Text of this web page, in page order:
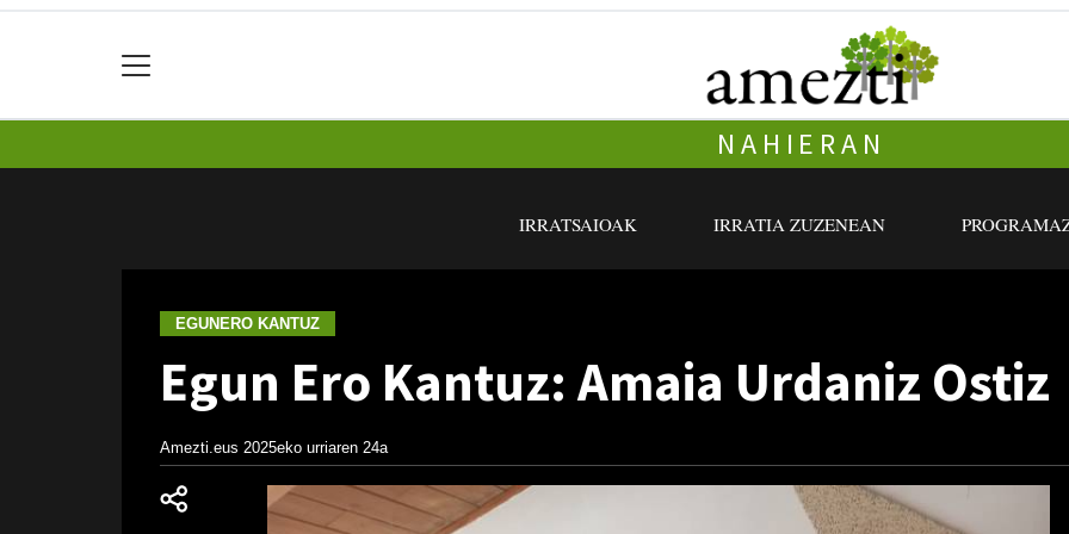
NAHIERAN
IRRATSAIOAK IRRATIA ZUZENEAN
EGUNERO KANTUZ
Egun Ero Kantuz: Amaia Urdaniz Ostiz
Amezti.eus 2025eko urriaren 24a